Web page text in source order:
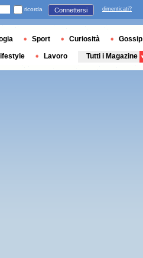
ricorda Connettersi dimenticati?
Sport Curiosità Gossip
Lavoro Tutti i Magazine